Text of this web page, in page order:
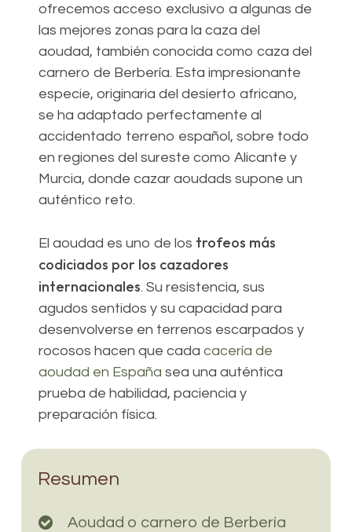
ofrecemos acceso exclusivo a algunas de
las mejores zonas para la caza del
aoudad, también conocida como caza del
carnero de Berbería. Esta impresionante
especie, originaria del desierto africano,
se ha adaptado perfectamente al
accidentado terreno español, sobre todo
en regiones del sureste como Alicante y
Murcia, donde cazar aoudads supone un
auténtico reto.
El aoudad es uno de los trofeos más
codiciados por los cazadores
internacionales. Su resistencia, sus
agudos sentidos y su capacidad para
desenvolverse en terrenos escarpados y
rocosos hacen que cadacacería de
aoudad en España sea una auténtica
prueba de habilidad, paciencia y
preparación física.
Resumen
Aoudad o carnero de Berbería